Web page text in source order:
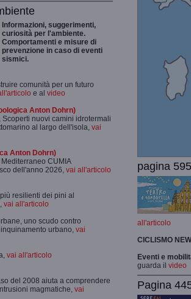
Informazioni, suggerimenti,
curiosità per l'ambiente.
Comportamenti e misure di
prevenzione in caso di eventi
sismici.
comunità per un futuro
e al video
Anton Dohrn)
Scoperti nuovi camini idrotermali
al largo dell'isola, vai
Anton Dohrn)
CUMIA
dell'anno 2026, vai all'articolo
resilienti dei pini al
vai all'articolo
uno scudo contro
urbano, vai
vai all'articolo
del 2008 aiuta a comprendere
magmatiche, vai
pagina
all'articolo
CICLISMO
Eventi e
guarda il video
Pagina